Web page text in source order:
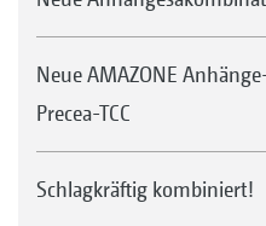
Neue AMAZONE
Precea-TCC
Schlagkräftig kombiniert!